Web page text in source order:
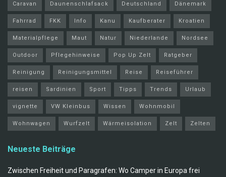
Caravan Daunenschlafsack Deutschland Dänemark
Fahrrad FKK Info Kanu Kaufberater Kroatien
Materialpflege Maut Natur Niederlande Nordsee
Outdoor Pflegehinweise Pop Up Zelt Ratgeber
Reinigung Reinigungsmittel Reise Reiseführer
reisen Sardinien Sport Tipps Trends Urlaub
vignette VW Kleinbus Wissen Wohnmobil
Wohnwagen Wurfzelt Wärmeisolation Zelt Zelten
Neueste Beiträge
Zwischen Freiheit und Paragrafen: Wo Camper in Europa frei